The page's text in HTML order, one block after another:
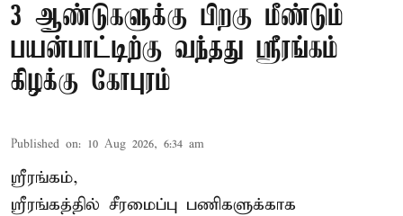
3 ஆண்டுகளுக்கு பிறகு மீண்டும்
பயன்பாட்டிற்கு வந்தது ஸ்ரீரங்கம்
கிழக்கு கோபுரம்
Published on: 10 Aug 2026, 6:34 am
ஸ்ரீரங்கம்,
ஸ்ரீரங்கத்தில் சீரமைப்பு பணிகளுக்காக